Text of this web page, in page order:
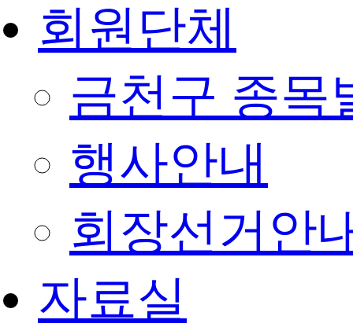
회원단체
금천구 종목
행사안내
회장선거안
자료실